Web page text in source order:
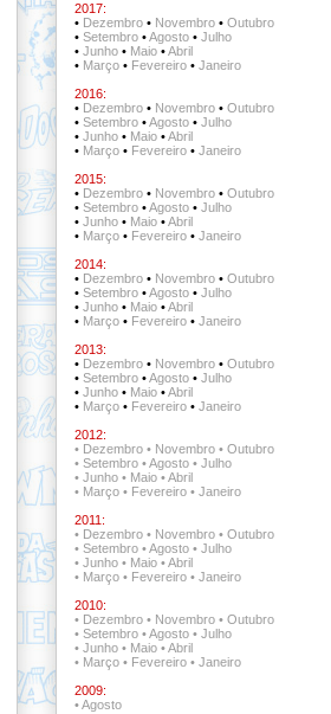
2017:
• Dezembro• Novembro• Outubro
• Setembro•Agosto• Julho
• Junho• Maio•Abril
• Março• Fevereiro• Janeiro
2016:
• Dezembro• Novembro• Outubro
• Setembro•Agosto• Julho
• Junho• Maio•Abril
• Março• Fevereiro• Janeiro
2015:
• Dezembro• Novembro• Outubro
• Setembro•Agosto• Julho
• Junho• Maio•Abril
• Março• Fevereiro• Janeiro
2014:
• Dezembro • Novembro • Outubro
• Setembro• Agosto • Julho
• Junho• Maio•Abril
• Março• Fevereiro• Janeiro
2013:
• Dezembro• Novembro• Outubro
• Setembro•Agosto• Julho
• Junho• Maio•Abril
• Março• Fevereiro• Janeiro
2012:
• Dezembro• Novembro• Outubro
• Setembro •Agosto• Julho
• Junho• Maio •Abril
• Março• Fevereiro• Janeiro
2011:
• Dezembro• Novembro• Outubro
• Setembro•Agosto• Julho
• Junho• Maio•Abril
• Março• Fevereiro• Janeiro
2010:
• Dezembro• Novembro• Outubro
• Setembro•Agosto• Julho
• Junho• Maio•Abril
• Março• Fevereiro• Janeiro
2009:
•Agosto